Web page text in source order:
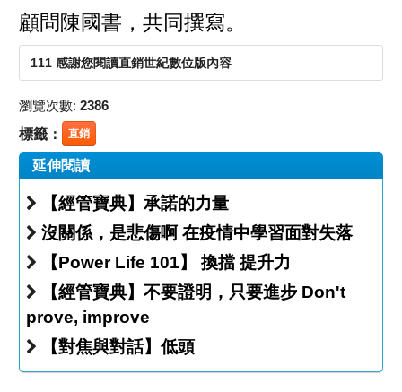
顧問陳國書，共同撰寫。
111 感謝您閱讀直銷世紀數位版內容
瀏覽次數: 2386
標籤： 直銷
延伸閱讀
【經管寶典】承諾的力量
沒關係，是悲傷啊 在疫情中學習面對失落
【Power Life 101】 換擋 提升力
【經管寶典】不要證明，只要進步 Don't
prove, improve
【對焦與對話】低頭